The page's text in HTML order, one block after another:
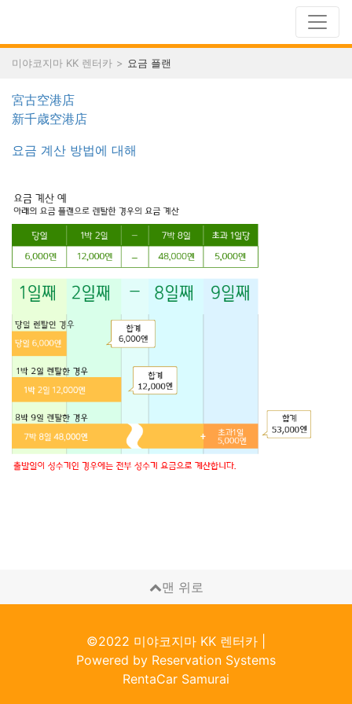
미야코지마 KK 렌터카 요금 플랜
宮古空港店
新千歳空港店
요금 계산 방법에 대해
맨 위로
©2022 미야코지마 KK 렌터카
Powered by Reservation Systems
RentaCar Samurai